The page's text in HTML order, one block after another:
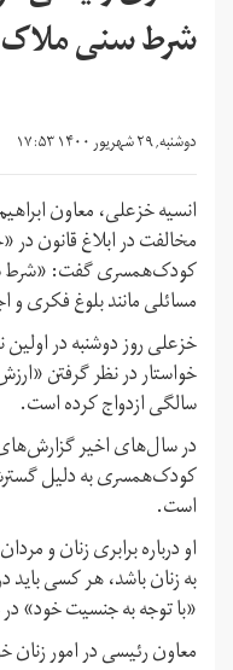
شرط سنی
دوشنبه, ۲۹ شهریور ۱۴۰۰ ۱۷:۵۳
انسیه خزعلی، معاون
مخالفت در ابلاغ قانون در
کودک‌همسری گفت: «شرط
مسائلی مانند بلوغ فکری و
خزعلی روز دوشنبه در
سالگی ازدواج کرده است.
در سال‌های اخیر گزارش‌های
کودک‌همسری به دلیل
است.
او درباره برابری زنان و
به زنان باشد، هر کسی
«با توجه به جنسیت خود»
معاون رئیسی در امور